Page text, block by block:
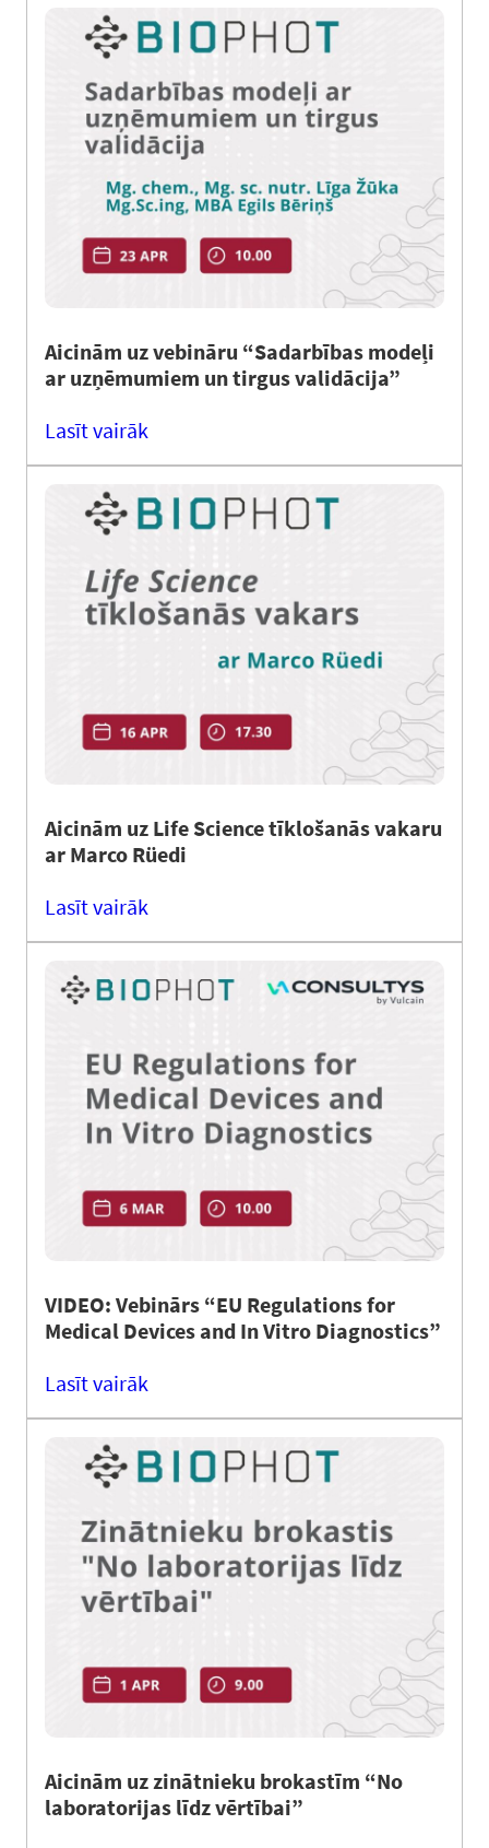
Aicinām uz vebināru “Sadarbības modeļi
ar uzņēmumiem un tirgus validācija”
Lasīt vairāk
Aicinām uz Life Science tīklošanās vakaru
ar Marco Rüedi
Lasīt vairāk
VIDEO: Vebinārs “EU Regulations for
Medical Devices and In Vitro Diagnostics”
Lasīt vairāk
Aicinām uz zinātnieku brokastīm “No
laboratorijas līdz vērtībai”